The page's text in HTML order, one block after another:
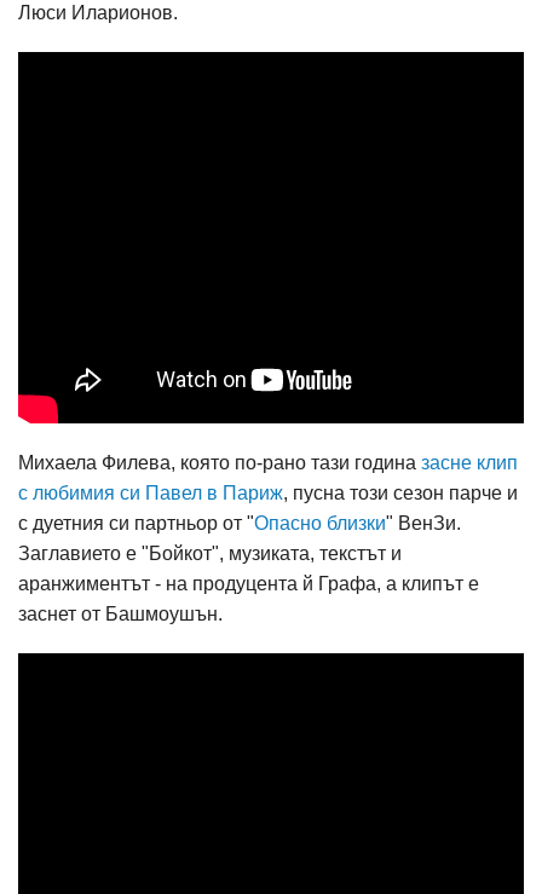
Люси Иларионов.
Михаела Филева, която по-рано тази година засне клип
с любимия си Павел в Париж, пусна този сезон парче и
с дуетния си партньор от "Опасно близки" ВенЗи.
Заглавието е "Бойкот", музиката, текстът и
аранжиментът - на продуцента й Графа, а клипът е
заснет от Башмоушън.